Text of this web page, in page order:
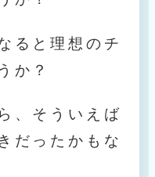
ると理想のチ
か？
、そういえば
だったかもな